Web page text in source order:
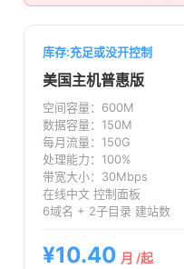
库存:充足或没开控制
美国主机普惠版
空间容量：600M
数据容量：150M
每月流量：150G
处理能力：100%
带宽大小：30Mbps
在线中文 控制面板
6域名 + 2子目录 建站数
¥10.40 月 /起